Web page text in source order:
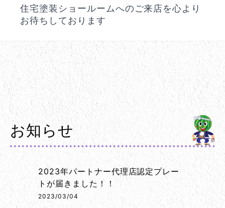
住宅塗装ショールームへのご来店を心より
お待ちしております
お知らせ
2023年パートナー代理店認定プレー
トが届きました！！
2023/03/04